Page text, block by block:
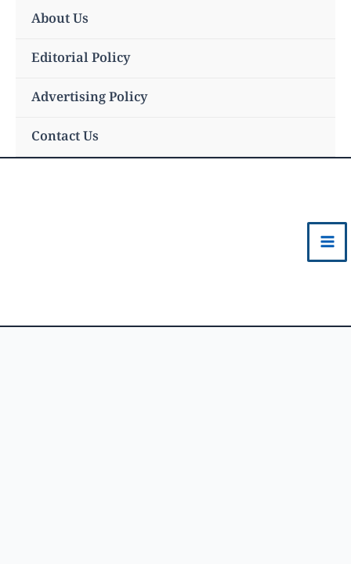
content
About Us
Editorial Policy
Advertising Policy
Contact Us